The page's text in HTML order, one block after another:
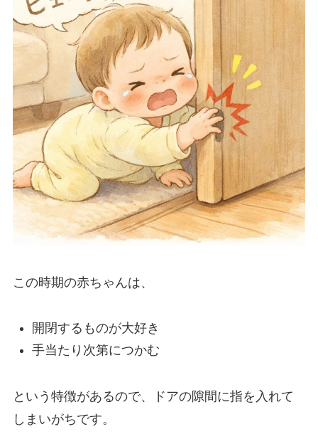
この時期の赤ちゃんは、
開閉するものが大好き
手当たり次第につかむ
という特徴があるので、ドアの隙間に指を入れて
しまいがちです。